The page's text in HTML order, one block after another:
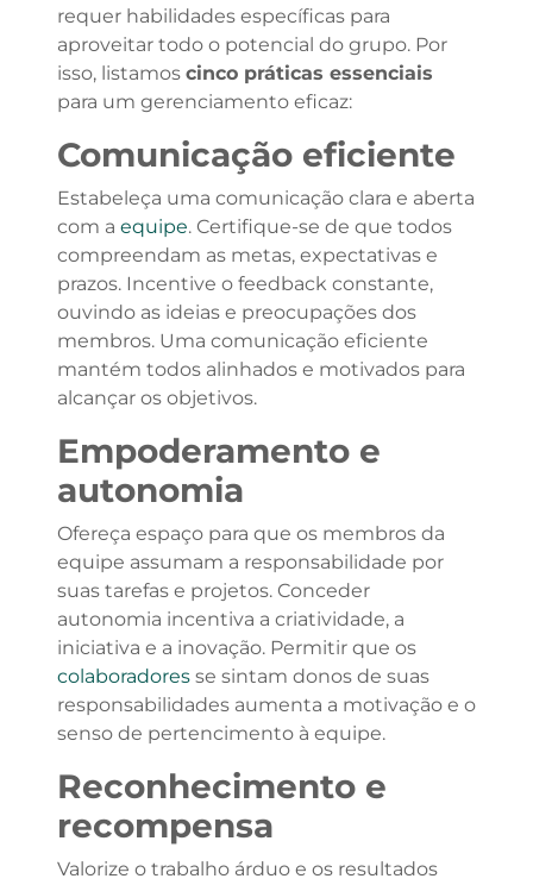
requer habilidades específicas para
aproveitar todo o potencial do grupo. Por
isso, listamos cinco práticas essenciais
para um gerenciamento eficaz:
Comunicação eficiente
Estabeleça uma comunicação clara e aberta
com a equipe. Certifique-se de que todos
compreendam as metas, expectativas e
prazos. Incentive o feedback constante,
ouvindo as ideias e preocupações dos
membros. Uma comunicação eficiente
mantém todos alinhados e motivados para
alcançar os objetivos.
Empoderamento e
autonomia
Ofereça espaço para que os membros da
equipe assumam a responsabilidade por
suas tarefas e projetos. Conceder
autonomia incentiva a criatividade, a
iniciativa e a inovação. Permitir que os
colaboradoresse sintam donos de suas
responsabilidades aumenta a motivação e o
senso de pertencimento à equipe.
Reconhecimento e
recompensa
Valorize o trabalho árduo e os resultados